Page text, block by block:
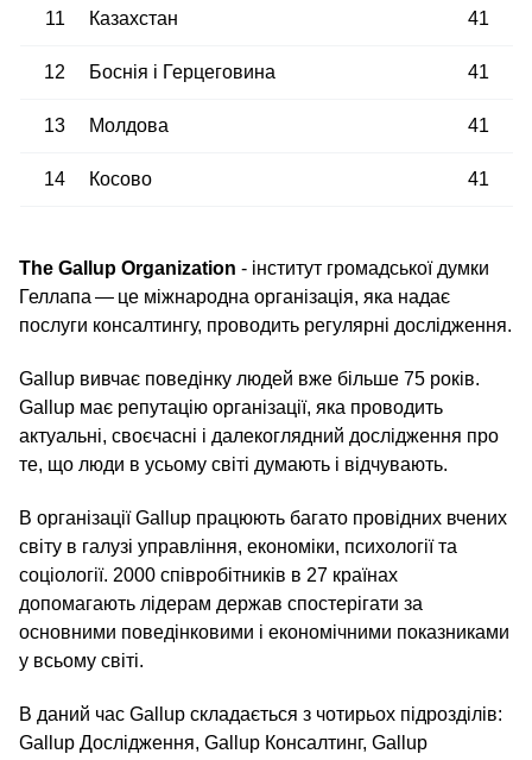
11 Казахстан 41
12 Боснія і Герцеговина 41
13 Молдова 41
14 Косово 41
The Gallup Organization - інститут громадської думки
Геллапа — це міжнародна організація, яка надає
послуги консалтингу, проводить регулярні дослідження.
Gallup вивчає поведінку людей вже більше 75 років.
Gallup має репутацію організації, яка проводить
актуальні, своєчасні і далекоглядний дослідження про
те, що люди в усьому світі думають і відчувають.
В організації Gallup працюють багато провідних вчених
світу в галузі управління, економіки, психології та
соціології. 2000 співробітників в 27 країнах
допомагають лідерам держав спостерігати за
основними поведінковими і економічними показниками
у всьому світі.
В даний час Gallup складається з чотирьох підрозділів:
Gallup Дослідження, Gallup Консалтинг, Gallup